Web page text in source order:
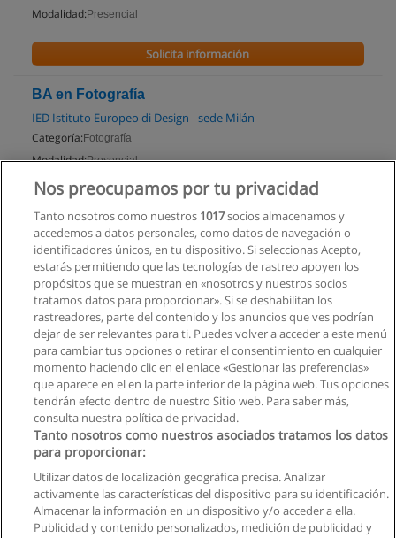
Modalidad: Presencial
Solicita información
BA en Fotografía
IED Istituto Europeo di Design - sede Milán
Categoría: Fotografía
Modalidad:Presencial
Solicita información
Reglas de uso
Nos preocupamos por tu privacidad
Tanto nosotros como nuestros 1017socios almacenamos y
accedemos a datos personales, como datos de navegación o
identificadores únicos, en tu dispositivo. Si seleccionas Acepto,
estarás permitiendo que las tecnologías de rastreo apoyen los
propósitos que se muestran en «nosotros y nuestros socios
tratamos datos para proporcionar». Si se deshabilitan los
rastreadores, parte del contenido y los anuncios que ves podrían
dejar de ser relevantes para ti. Puedes volver a acceder a este menú
para cambiar tus opciones o retirar el consentimiento en cualquier
momento haciendo clic en el enlace «Gestionar las preferencias»
que aparece en el en la parte inferior de la página web. Tus opciones
tendrán efecto dentro de nuestro Sitio web. Para saber más,
consulta nuestra política de privacidad.
Tanto nosotros como nuestros asociados tratamos los datos
para proporcionar:
Utilizar datos de localización geográfica precisa. Analizar
activamente las características del dispositivo para su identificación.
Almacenar la información en un dispositivo y/o acceder a ella.
Publicidad y contenido personalizados, medición de publicidad y